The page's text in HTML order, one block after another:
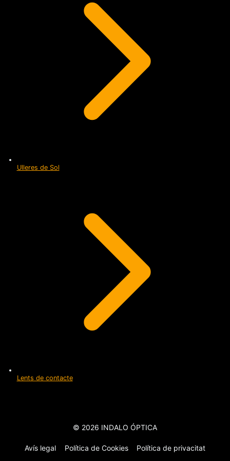
Ulleres de Sol
Lents de contacte
© 2026 INDALO ÓPTICA
Avís legal Política de Cookies
Política de privacitat